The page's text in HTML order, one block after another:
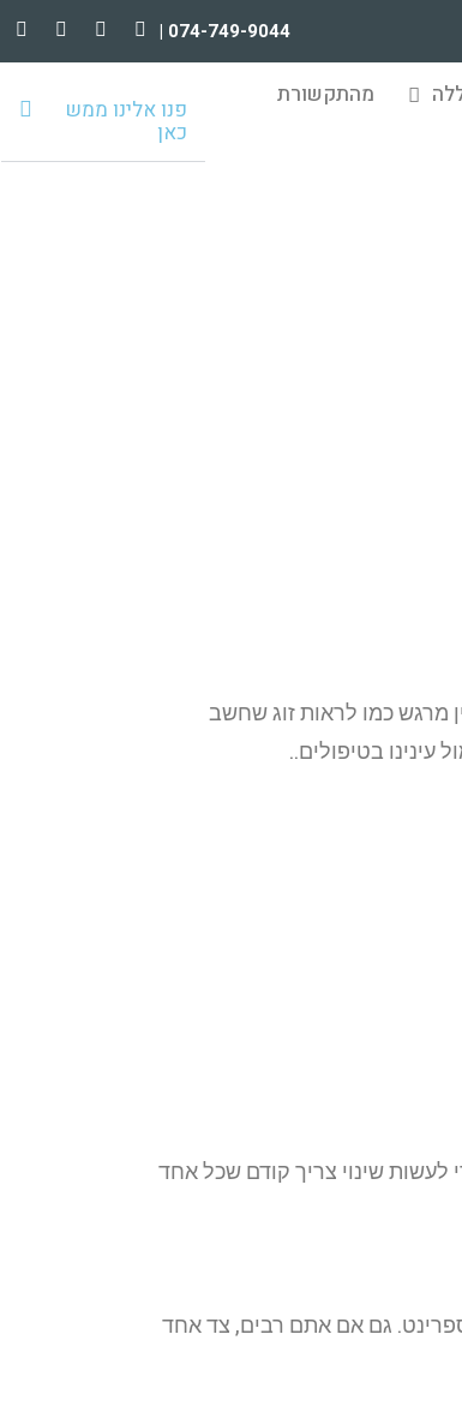
074-749-9044 |
מהתקשורת
פנו אלינו ממש
כאן
מרגש כמו לראות זוג שחשב
בטיפולים..
שינוי צריך קודם שכל אחד
גם אם אתם רבים, צד אחד